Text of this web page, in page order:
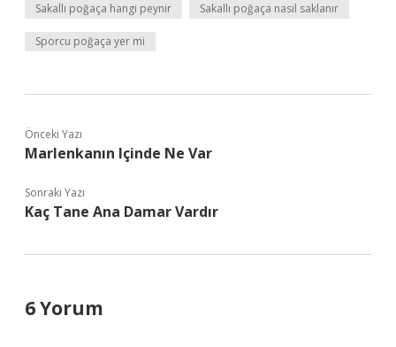
Sakallı poğaça hangi peynir Sakallı poğaça nasıl saklanır
Sporcu poğaça yer mi
Önceki Yazı
Marlenkanın Içinde Ne Var
Sonraki Yazı
Kaç Tane Ana Damar Vardır
6 Yorum